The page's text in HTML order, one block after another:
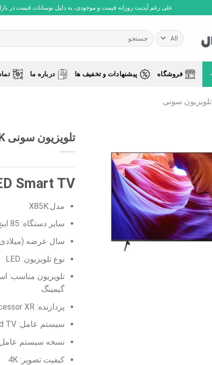
علی رغم آپدیت روزانه قیمت و موجودی، به دلیل نوسانات قیمت در
جستجو
برای:
فروشگاه پیشنهادات و تخفیف ها درباره ما
تلویزیون سونی
تلویزیون سونی 85X85K
Smart TV
مدل:X85K
سایز دستگاه: 85 اینچ
سال عرضه (میلادی):
نوع تلویزیون: LED
تلویزیون مناسب:
گیمینگ
پردازنده: Cognitive Processor XR
سیستم عامل: Android TV
نسخه سیستم عامل:
کیفیت تصویر: 4K